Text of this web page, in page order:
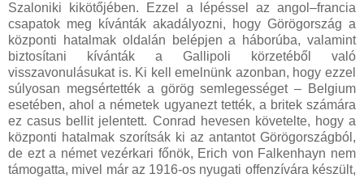
Szaloniki kikötőjében. Ezzel a lépéssel az angol–francia
csapatok meg kívánták akadályozni, hogy Görögország a
központi hatalmak oldalán belépjen a háborúba, valamint
biztosítani kívánták a Gallipoli körzetéből való
visszavonulásukat is. Ki kell emelnünk azonban, hogy ezzel
súlyosan megsértették a görög semlegességet – Belgium
esetében, ahol a németek ugyanezt tették, a britek számára
ez casus bellit jelentett. Conrad hevesen követelte, hogy a
központi hatalmak szorítsák ki az antantot Görögországból,
de ezt a német vezérkari főnök, Erich von Falkenhayn nem
támogatta, mivel már az 1916-os nyugati offenzívára készült,